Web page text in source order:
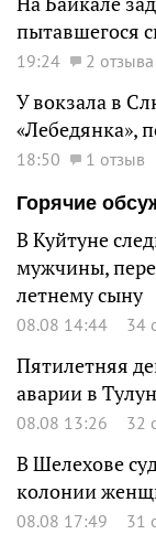
пытавшегося
19:24 2 отзыва
У вокзала в
«Лебедянка»,
18:50
1 отзыв
Горячие
В Куйтуне
мужчины,
летнему сыну
08.08 14:44 34
Пятилетняя
аварии в
08.08 13:26 32
В Шелехове
колонии
08.08 17:49 31